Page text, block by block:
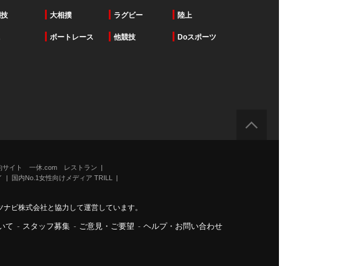
大相撲 ラグビー 陸上
ボートレース 他競技 Doスポーツ
サイト 一休.com レストラン
国内No.1女性向けメディア TRILL
ビ株式会社と協力して運営しています。
て - スタッフ募集 - ご意見・ご要望 - ヘルプ・お問い合わせ